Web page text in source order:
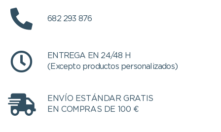
682 293 876
ENTREGA EN 24/48 H
(Excepto productos personalizados)
ENVÍO ESTÁNDAR GRATIS
EN COMPRAS DE 100 €